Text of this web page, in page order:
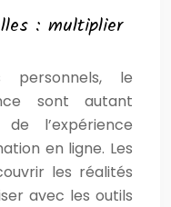
: multiplier
personnels, le
sont autant
de l’expérience
en ligne. Les
les réalités
avec les outils